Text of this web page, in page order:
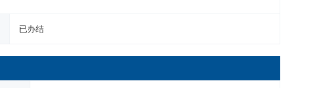
已办结